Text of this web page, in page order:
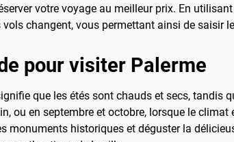
votre voyage au meilleur prix. En
changent, vous permettant ainsi de saisir
pour visiter Palerme
que les étés sont chauds et secs, tandis
ou en septembre et octobre, lorsque le
monuments historiques et déguster la